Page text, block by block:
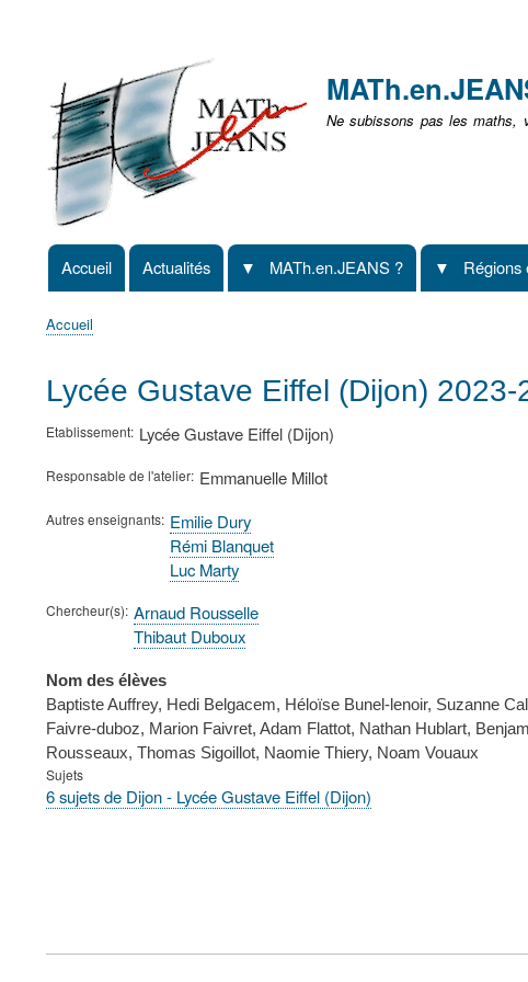
non
identifié
Ne subissons pas les maths,
Navigation
principale
Accueil Actualités MATh.en.JEANS ? Régions
d'Ariane
Accueil
Lycée Gustave Eiffel (Dijon) 2023-
Etablissement Lycée Gustave Eiffel (Dijon)
Responsable de l'atelier Emmanuelle Millot
Autres enseignants Emilie Dury
Rémi Blanquet
Luc Marty
Chercheur(s) Arnaud Rousselle
Thibaut Duboux
Nom des élèves
Baptiste Auffrey, Hedi Belgacem, Héloïse Bunel-lenoir, Suzanne
Faivre-duboz, Marion Faivret, Adam Flattot, Nathan Hublart,
Rousseaux, Thomas Sigoillot, Naomie Thiery, Noam Vouaux
Sujets
6 sujets de Dijon - Lycée Gustave Eiffel (Dijon)
FOOTER